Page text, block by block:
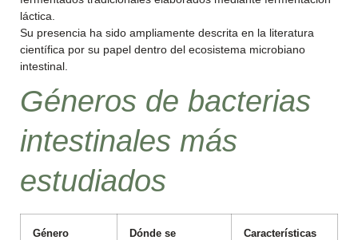
láctica.
Su presencia ha sido ampliamente descrita en la literatura
científica por su papel dentro del ecosistema microbiano
intestinal.
Géneros de bacterias
intestinales más
estudiados
Género
Dónde se
Características